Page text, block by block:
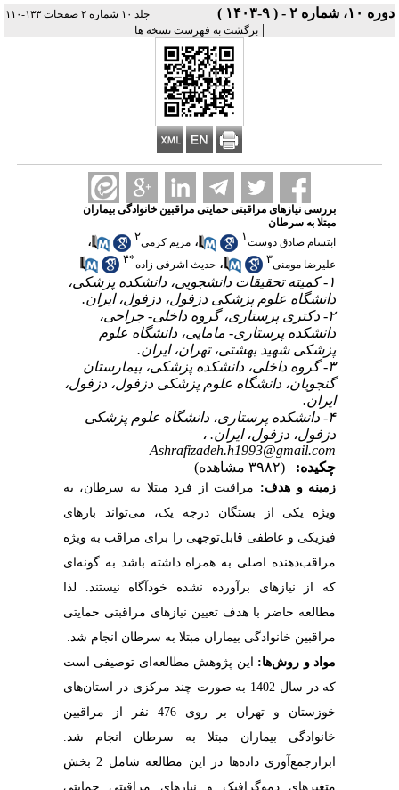
دوره ۱۰، شماره ۲ - ( ۹-۱۴۰۳ ) جلد ۱۰ شماره ۲ صفحات ۱۳۳-۱۱۰
| برگشت به فهرست نسخه ها
بررسی نیازهای مراقبتی حمایتی مراقبین خانوادگی بیماران
مبتلا به سرطان
ابتسام صادق دوست۱ ، مریم کرمی۲ ،
علیرضا مومنی۳ ، حدیث اشرفی زاده*۴
۱- کمیته تحقیقات دانشجویی، دانشکده پزشکی،
دانشگاه علوم پزشکی دزفول، دزفول، ایران.
۲- دکتری پرستاری، گروه داخلی- جراحی،
دانشکده پرستاری- مامایی، دانشگاه علوم
پزشکی شهید بهشتی، تهران، ایران.
۳- گروه داخلی، دانشکده پزشکی، بیمارستان
گنجویان، دانشگاه علوم پزشکی دزفول، دزفول،
ایران.
۴- دانشکده پرستاری، دانشگاه علوم پزشکی
دزفول، دزفول، ایران. ،
Ashrafizadeh.h1993@gmail.com
چکیده:
(۳۹۸۲ مشاهده)
زمینه و هدف: مراقبت از فرد مبتلا به سرطان، به
ویژه یکی از بستگان درجه یک، می‌تواند بارهای
فیزیکی و عاطفی قابل‌توجهی را برای مراقب به ویژه
مراقب‌دهنده اصلی به همراه داشته باشد به گونه‌ای
که از نیازهای برآورده نشده خودآگاه نیستند. لذا
مطالعه حاضر با هدف تعیین نیازهای مراقبتی حمایتی
مراقبین خانوادگی بیماران مبتلا به سرطان انجام شد.
مواد و روش‌ها: این پژوهش مطالعه ای توصیفی است
که در سال 1402 به صورت چند مرکزی در استان‌های
خوزستان و تهران بر روی 476 نفر از مراقبین
خانوادگی بیماران مبتلا به سرطان انجام شد.
ابزارجمع‌آوری داده‌ها در این مطالعه شامل 2 بخش
متغیرهای دموگرافیک و نیاز‌های مراقبتی حمایتی